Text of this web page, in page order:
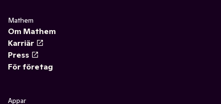
Mathem
Om Mathem
Karriär
Press
För företag
Appar